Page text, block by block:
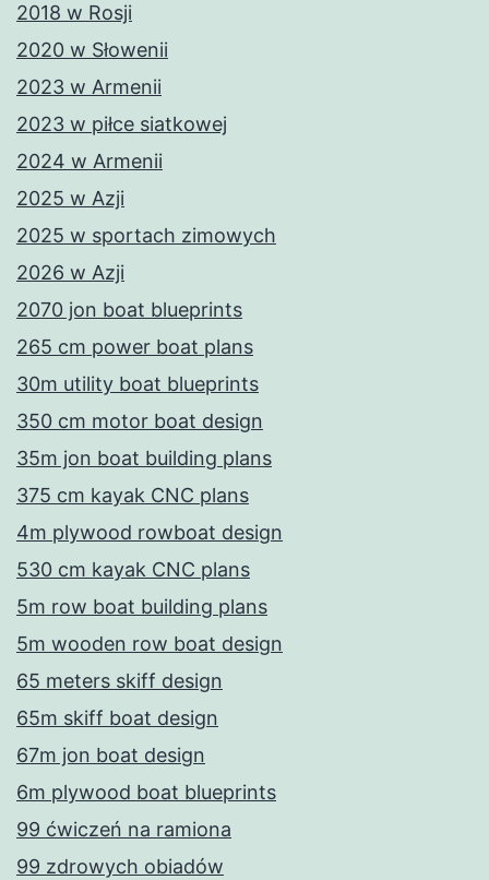
2018 w Rosji
2020 w Słowenii
2023 w Armenii
2023 w piłce siatkowej
2024 w Armenii
2025 w Azji
2025 w sportach zimowych
2026 w Azji
2070 jon boat blueprints
265 cm power boat plans
30m utility boat blueprints
350 cm motor boat design
35m jon boat building plans
375 cm kayak CNC plans
4m plywood rowboat design
530 cm kayak CNC plans
5m row boat building plans
5m wooden row boat design
65 meters skiff design
65m skiff boat design
67m jon boat design
6m plywood boat blueprints
99 ćwiczeń na ramiona
99 zdrowych obiadów